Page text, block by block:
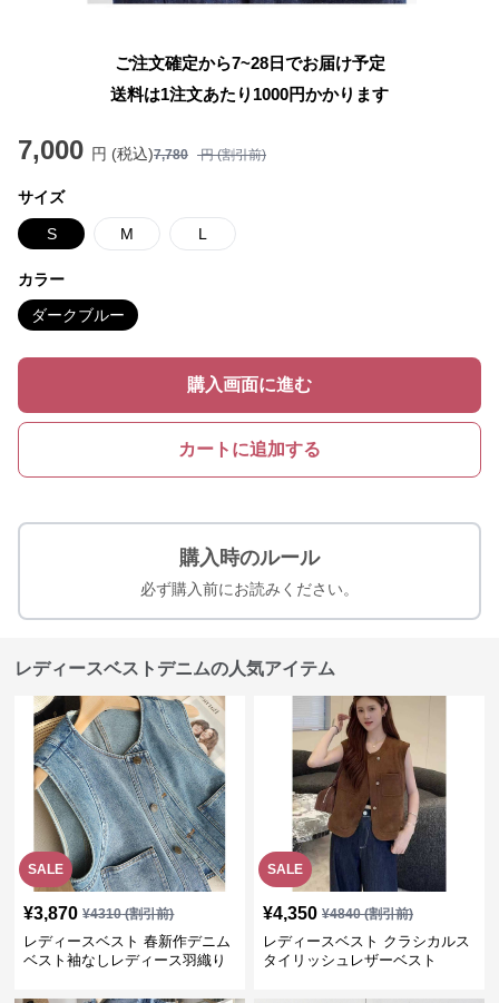
ご注文確定から7~28日でお届け予定
送料は1注文あたり 1000円かかります
7,000 円 (税込)7,780 円 (割引前)
サイズ
S M L
カラー
ダークブルー
購入画面に進む
カートに追加する
購入時のルール
必ず購入前にお読みください。
レディースベストデニムの人気アイテム
SALE
¥3,870 ¥4310(割引前)
レディースベスト 春新作デニム
ベスト袖なしレディース羽織り
SALE
¥4,350 ¥4840(割引前)
レディースベスト クラシカルス
タイリッシュレザーベスト